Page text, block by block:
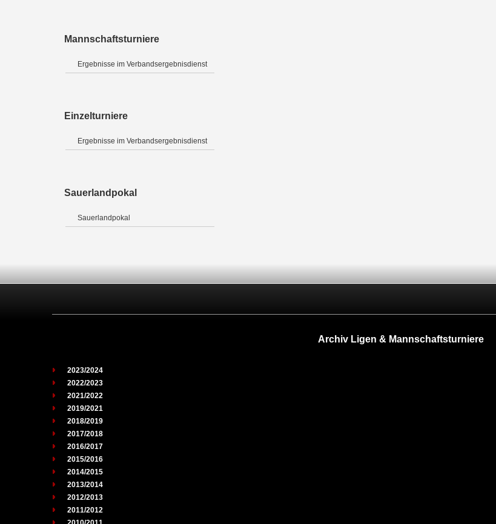
Mannschaftsturniere
Ergebnisse im Verbandsergebnisdienst
Einzelturniere
Ergebnisse im Verbandsergebnisdienst
Sauerlandpokal
Sauerlandpokal
Archiv Ligen & Mannschaftsturniere
2023/2024
2022/2023
2021/2022
2019/2021
2018/2019
2017/2018
2016/2017
2015/2016
2014/2015
2013/2014
2012/2013
2011/2012